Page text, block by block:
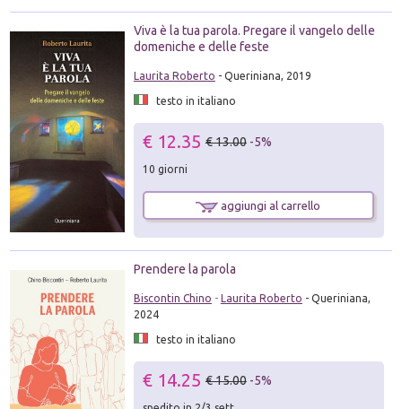
Viva è la tua parola. Pregare il vangelo delle
domeniche e delle feste
Laurita Roberto - Queriniana, 2019
testo in italiano
€ 12.35 € 13.00 -5%
10 giorni
aggiungi al carrello
Prendere la parola
Biscontin Chino - Laurita Roberto - Queriniana,
2024
testo in italiano
€ 14.25 € 15.00 -5%